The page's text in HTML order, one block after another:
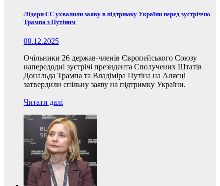
Лідери ЄС ухвалили заяву в підтримку України перед зустріччю
Трампа з Путіним
08.12.2025
Очільники 26 держав-членів Європейського Союзу
напередодні зустрічі президента Сполучених Штатів
Дональда Трампа та Владіміра Путіна на Алясці
затвердили спільну заяву на підтримку України.
Читати далі